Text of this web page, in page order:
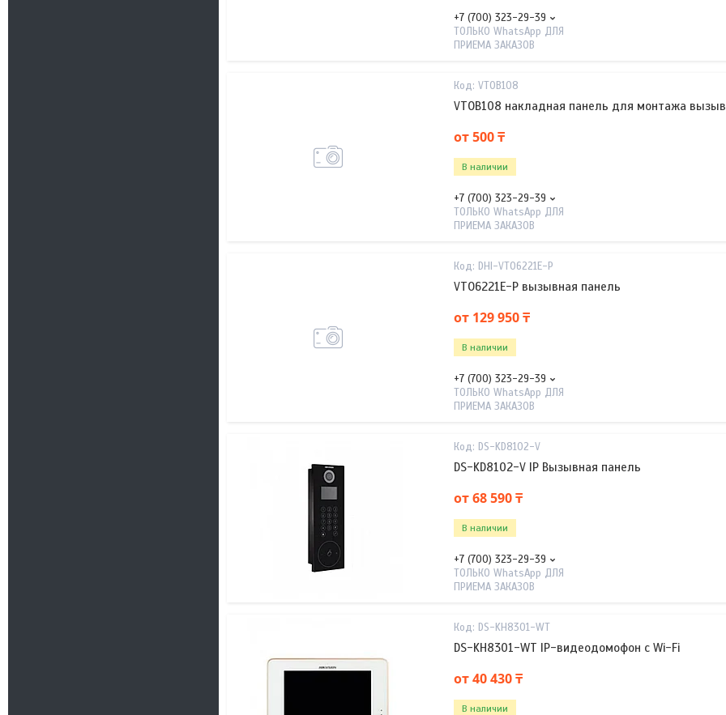
+7 (700) 323-29-39
ТОЛЬКО WhatsApp ДЛЯ
ПРИЕМА ЗАКАЗОВ
VTOB108
VTOB108 накладная панель для монтажа
от 500 ₸
В наличии
+7 (700) 323-29-39
ТОЛЬКО WhatsApp ДЛЯ
ПРИЕМА ЗАКАЗОВ
DHI-VTO6221E-P
VTO6221E-P вызывная панель
от 129 950 ₸
В наличии
+7 (700) 323-29-39
ТОЛЬКО WhatsApp ДЛЯ
ПРИЕМА ЗАКАЗОВ
DS-KD8102-V
DS-KD8102-V IP Вызывная панель
от 68 590 ₸
В наличии
+7 (700) 323-29-39
ТОЛЬКО WhatsApp ДЛЯ
ПРИЕМА ЗАКАЗОВ
DS-KH8301-WT
DS-KH8301-WT IP-видеодомофон с Wi-Fi
от 40 430 ₸
В наличии